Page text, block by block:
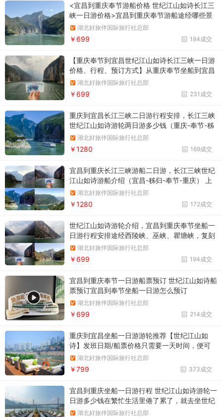
<宜昌到重庆奉节游船价格 世纪江山如诗长江三
峡一日游价格>宜昌到重庆奉节游船途经哪些景
点 湖北好旅伴国际旅行社总部
184成交
￥699
【重庆奉节到宜昌世纪江山如诗长江三峡一日游
价格、行程、预订方式】从重庆奉节坐船到宜昌
要多久途径瞿塘峡、巫峡、西陵峡，一日游完长
江三峡
湖北好旅伴国际旅行社总部
231成交
￥699
重庆到宜昌长江三峡二日游行程安排，长江三峡
世纪江山如诗游轮两日游多少钱（重庆-奉节-秭
归-宜昌）下水二日游，游览白帝城·瞿塘峡景
区，看尽西陵峡、巫峡、瞿塘峡
湖北好旅伴国际旅行社总部
169成交
￥1280
宜昌到重庆长江三峡游船二日游，长江三峡世纪
江山如诗游船介绍（宜昌-秭归-奉节-重庆） 上
水二日游，主要景点：西陵峡、巫峡、瞿塘峡、
白帝城
湖北好旅伴国际旅行社总部
172成交
￥1280
世纪江山如诗游轮介绍，宜昌到重庆奉节坐船一
日游行程安排途经西陵峡、巫峡、瞿塘峡，复刻
李白笔下的“千里江陵一日还”
湖北好旅伴国际旅行社总部
194成交
￥699
宜昌到重庆奉节一日游船票预订 世纪江山如诗船
票预订宜昌到奉节坐船一日游怎么预订
湖北好旅伴国际旅行社总部
214成交
￥699
重庆到宜昌坐船一日游游轮推荐【世纪江山如
诗】发班日期/船票价格只需要一天时间，便可
以领略长江三峡的风光，看完西陵峡、巫峡、瞿
塘峡。
湖北好旅伴国际旅行社总部
373成交
￥799
宜昌到重庆坐船一日游行程 世纪江山如诗游轮一
日游多少钱在繁忙生活里倦了累了，就去坐世纪
江山如诗邮轮吧，奔赴一场与长江的浪漫约会。
湖北好旅伴国际旅行社总部